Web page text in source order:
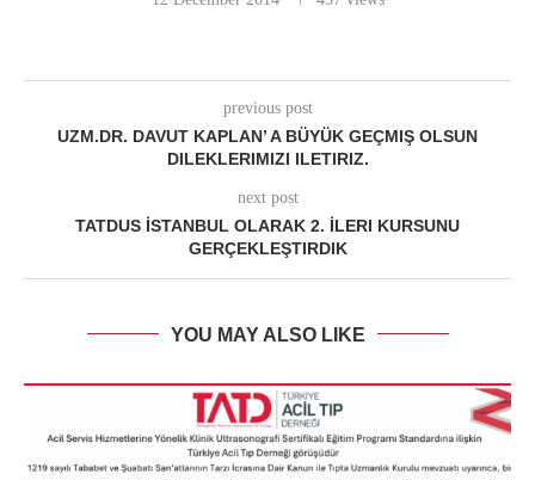
previous post
UZM.DR. DAVUT KAPLAN’ A BÜYÜK GEÇMIŞ OLSUN
DILEKLERIMIZI ILETIRIZ.
next post
TATDUS İSTANBUL OLARAK 2. İLERI KURSUNU
GERÇEKLEŞTIRDIK
YOU MAY ALSO LIKE